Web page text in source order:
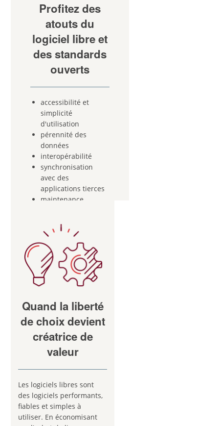
Profitez des
atouts du
logiciel libre et
des standards
ouverts
accessibilité et
simplicité
d'utilisation
pérennité des
données
interopérabilité
synchronisation
avec des
applications tierces
maintenance
/ indépendance /
évolutivité / souplesse
/
maitrisés /
Quand la liberté
de choix devient
créatrice de
valeur
Les logiciels libres sont
des logiciels performants,
fiables et simples à
utiliser. En économisant